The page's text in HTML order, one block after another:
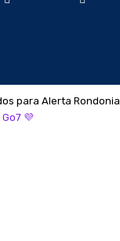
para Alerta Rondonia
💜